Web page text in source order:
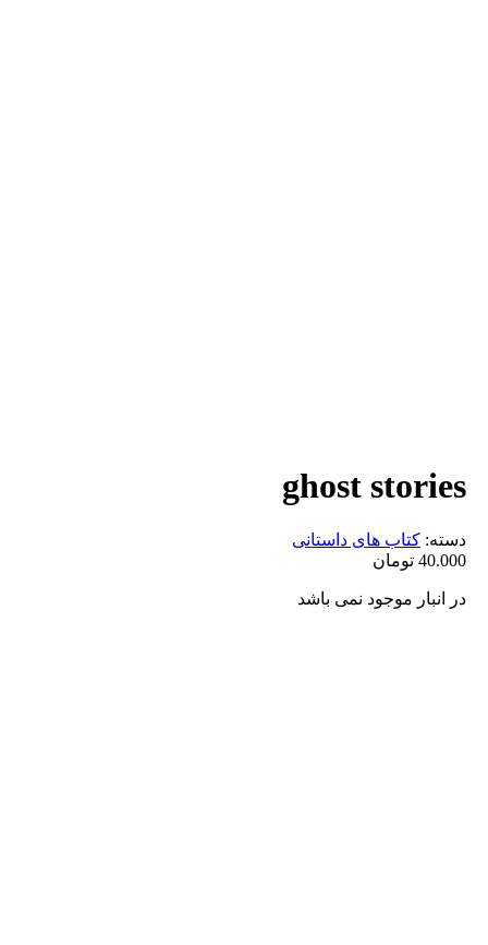
ghost stories
دسته: کتاب های داستانی
40.000 تومان
در انبار موجود نمی باشد